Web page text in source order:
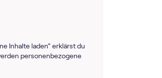
Inhalte laden” erklärst du
personenbezogene